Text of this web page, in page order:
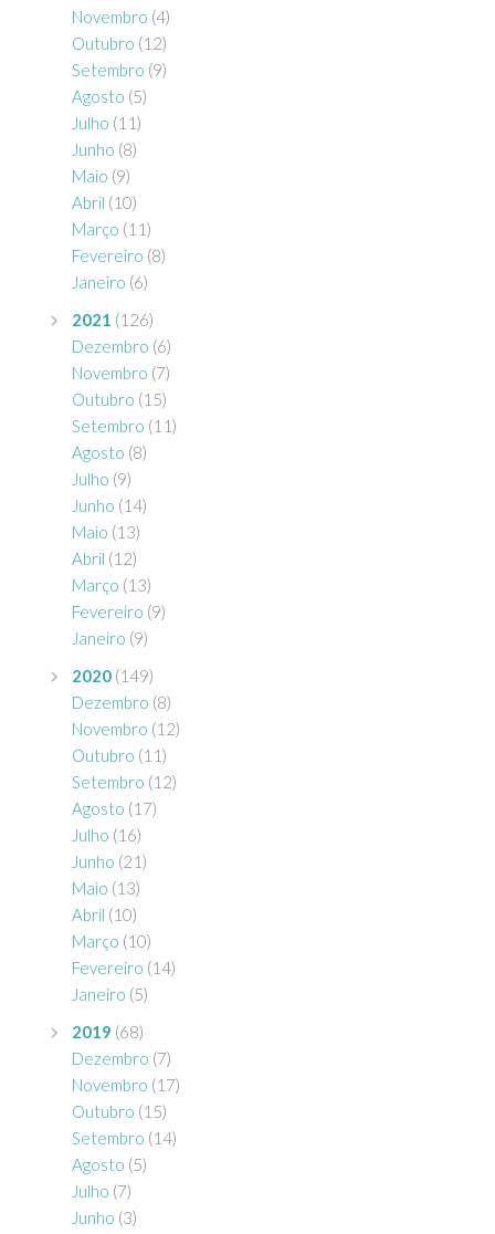
Novembro (4)
Outubro (12)
Setembro (9)
Agosto (5)
Julho (11)
Junho (8)
Maio (9)
Abril (10)
Março (11)
Fevereiro (8)
Janeiro (6)
2021 (126)
Dezembro (6)
Novembro (7)
Outubro (15)
Setembro (11)
Agosto (8)
Julho (9)
Junho (14)
Maio (13)
Abril (12)
Março (13)
Fevereiro (9)
Janeiro (9)
2020 (149)
Dezembro (8)
Novembro (12)
Outubro (11)
Setembro (12)
Agosto (17)
Julho (16)
Junho (21)
Maio (13)
Abril (10)
Março (10)
Fevereiro (14)
Janeiro (5)
2019 (68)
Dezembro (7)
Novembro (17)
Outubro (15)
Setembro (14)
Agosto (5)
Julho (7)
Junho (3)